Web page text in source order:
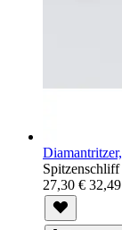
27,30 €